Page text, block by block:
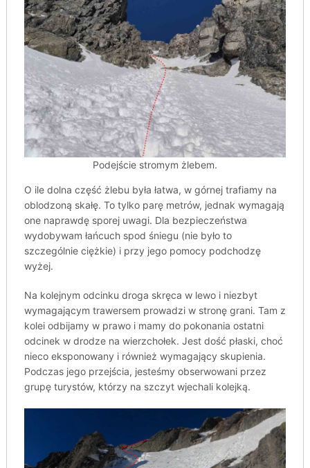
Podejście stromym żlebem.
O ile dolna część żlebu była łatwa, w górnej trafiamy na
oblodzoną skałę. To tylko parę metrów, jednak wymagają
one naprawdę sporej uwagi. Dla bezpieczeństwa
wydobywam łańcuch spod śniegu (nie było to
szczególnie ciężkie) i przy jego pomocy podchodzę
wyżej.
Na kolejnym odcinku droga skręca w lewo i niezbyt
wymagającym trawersem prowadzi w stronę grani. Tam z
kolei odbijamy w prawo i mamy do pokonania ostatni
odcinek w drodze na wierzchołek. Jest dość płaski, choć
nieco eksponowany i również wymagający skupienia.
Podczas jego przejścia, jesteśmy obserwowani przez
grupę turystów, którzy na szczyt wjechali kolejką.